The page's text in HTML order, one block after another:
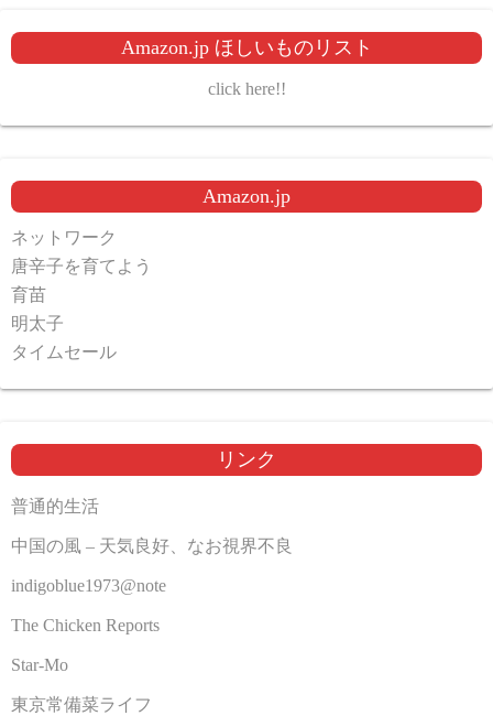
Amazon.jp ほしいものリスト
click here!!
Amazon.jp
ネットワーク
唐辛子を育てよう
育苗
明太子
タイムセール
リンク
普通的生活
中国の風 – 天気良好、なお視界不良
indigoblue1973@note
The Chicken Reports
Star-Mo
東京常備菜ライフ